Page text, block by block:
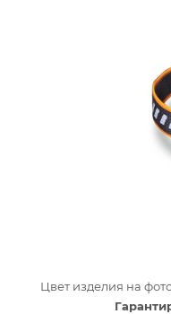
Цвет изделия на